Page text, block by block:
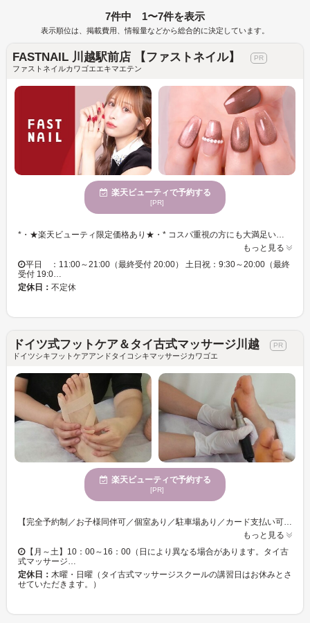
7件中 1〜7件を表示
表示順位は、掲載費用、情報量などから総合的に決定しています。
FASTNAIL 川越駅前店 【ファストネイル】
ファストネイルカワゴエエキマエテン
楽天ビューティで予約する
[PR]
*・★楽天ビューティ限定価格あり★・* コスパ重視の方にも大満足いただいています！ ☑ 忙しい方にも嬉しい【時短ネイル】 ☑ 落ち着いた空間で【リラックス施術】 ☑ シンプル〜トレンド・ニュアンスまで【幅広いデザイン対応】 皆様のお悩み・理想に近づけるよう、 精一杯お施術させて頂きます。 リーズナブルな価格と丁寧な施術で リラックスできるひとときをお過ごしください。
もっと見る
平日 ：11:00～21:00（最終受付 20:00） 土日祝：9:30～20:00（最終
受付 19:0…
定休日： 不定休
ドイツ式フットケア＆タイ古式マッサージ川越
ドイツシキフットケアアンドタイコシキマッサージカワゴエ
楽天ビューティで予約する
[PR]
【完全予約制／お子様同伴可／個室あり／駐車場あり／カード支払い可】駅近でアクセス良好◎指のささくれ・角質ケアでお困りの方にオススメ☆リーズナブルな料金設定で爪とお財布に優しいネイルサロン【ドイツ式フットケア＆タイ古式マッサージ川越】 注目メニューは【角質ケア60分】（アロマフットバス→マシーンケア60分→ピーリング→フットクリーム塗布）古い角質／たこ／魚の目をマシーンで丁寧に処理。足のケア・改善やアドバイスも♪ 仕上がり後のツルツルの感動は料金以上の価値アリ♪他店での施術で満足できなかった！ささくれなどチクチクして不快だった！！なんて方、ぜひ当店におまかせ下さい！！◎固くなってしまったところが綺麗になってツルツルな仕上がりに☆ ☆川越駅東口から徒歩5分☆ 魅せたい足を手に入れるなら、ネイルサロン【ドイツ式フットケア＆タイ古式マッサージ川越】皆様のご来店心よりお待ちしております。
もっと見る
【月～土】10：00～16：00（日により異なる場合があります。タイ古
式マッサージ…
定休日： 木曜・日曜（タイ古式マッサージスクールの講習日はお休みとさ
せていただきます。）